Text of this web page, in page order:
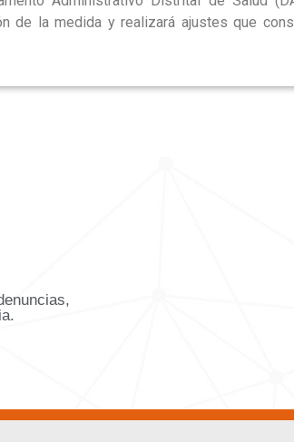
de la medida y realizará ajustes que